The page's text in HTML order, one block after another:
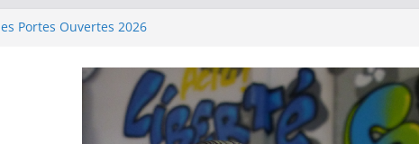
Portes Ouvertes 2026
« Deviens ambassadeur de ton
quelle Aventure ! »